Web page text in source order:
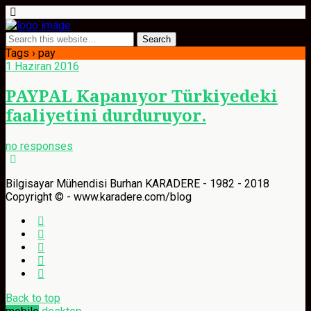
Tags › pay
1 Haziran 2016
PAYPAL Kapanıyor Türkiyedeki
faaliyetini durduruyor.
no responses
Bilgisayar Mühendisi Burhan KARADERE - 1982 - 2018
Copyright © - www.karadere.com/blog
Back to top